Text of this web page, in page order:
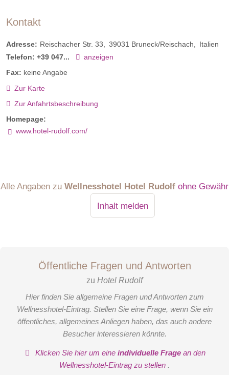
Double Holzius
ca. 29 qm & ca. 20 qm Balkon
Natur pur – drinnen und draußen. Holzius steht für
lassen, die Augen schließen und den Wald auch drinnen
Kontakt
Adresse: Reischacher Str. 33 39031 Bruneck/Reischach
Italien
Telefon: +39 047...
anzeigen
Fax: keine Angabe
Zur Karte
Zur Anfahrtsbeschreibung
Homepage:
www.hotel-rudolf.com/
Alle Angaben zuWellnesshotel Hotel Rudolf ohne Gewähr
Inhalt melden
Öffentliche Fragen und Antworten
zu Hotel Rudolf
Hier finden Sie allgemeine Fragen und Antworten zum
Wellnesshotel-Eintrag. Stellen Sie eine Frage, wenn Sie ein
öffentliches, allgemeines Anliegen haben, das auch andere
Besucher interessieren könnte.
Klicken Sie hier um eineindividuelle Frage an den
Wellnesshotel-Eintrag zu stellen .